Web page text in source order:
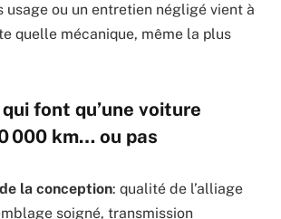
usage ou un entretien négligé vient à
quelle mécanique, même la plus
font qu’une voiture
000 km… ou pas
la conception: qualité de l’alliage
soigné, transmission